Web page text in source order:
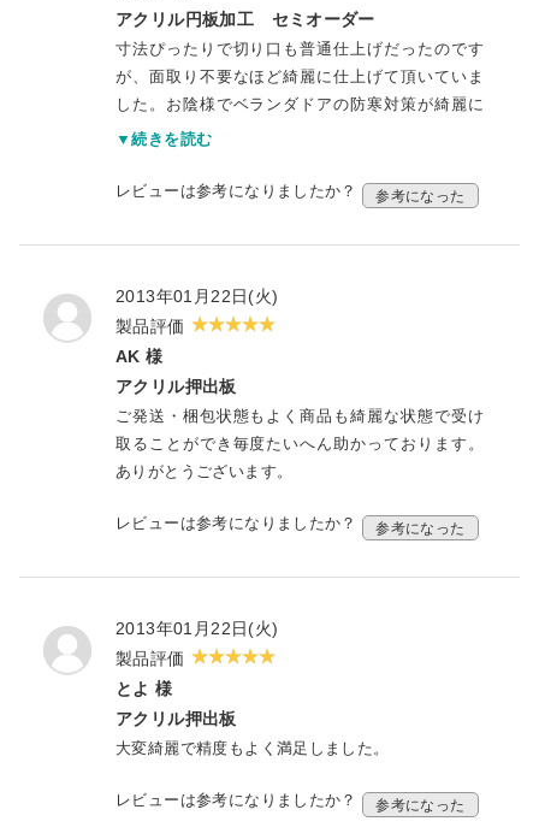
アクリル円板加工 セミオーダー
寸法ぴったりで切り口も普通仕上げだったのです
が、面取り不要なほど綺麗に仕上げて頂いていま
した。お陰様でベランダドアの防寒対策が綺麗に
出来ました。有り難うございました。
▼続きを読む
レビューは参考になりましたか？ 参考になった
2013年01月22日(火)
製品評価
AK 様
アクリル押出板
ご発送・梱包状態もよく商品も綺麗な状態で受け
取ることができ毎度たいへん助かっております。
ありがとうございます。
レビューは参考になりましたか？ 参考になった
2013年01月22日(火)
製品評価
とよ 様
アクリル押出板
大変綺麗で精度もよく満足しました。
レビューは参考になりましたか？ 参考になった